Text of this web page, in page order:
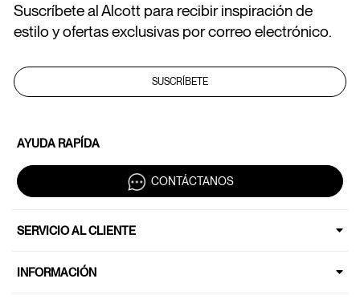
Suscríbete al Alcott para recibir inspiración de
estilo y ofertas exclusivas por correo electrónico.
SUSCRÍBETE
AYUDA RAPÍDA
CONTÁCTANOS
SERVICIO AL CLIENTE
INFORMACIÓN